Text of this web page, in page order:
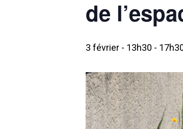
de
3 février - 13h30 -